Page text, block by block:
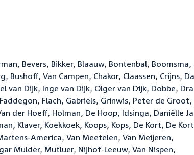
Bevers, Bikker, Blaauw, Bontenbal, Boomsma,
Van Campen, Chakor, Claassen, Crijns,
van Dijk, Inge van Dijk, Olger van Dijk, Dobbe,
Flach, Gabriëls, Grinwis, Peter de Groot,
der Hoeff, Holman, De Hoop, Idsinga, Daniëlle
Klaver, Koekkoek, Koops, Kops, De Kort, De
America, Van Meetelen, Van Meijeren,
Mulder, Mutluer, Nijhof-Leeuw, Van Nispen,